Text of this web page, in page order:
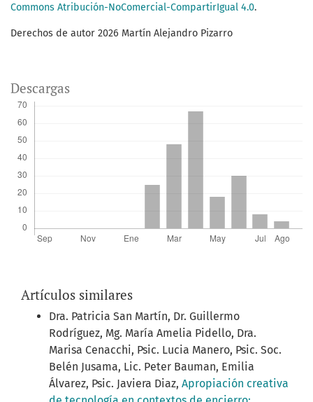
Commons Atribución-NoComercial-CompartirIgual 4.0.
Derechos de autor 2026 Martín Alejandro Pizarro
Descargas
Artículos similares
Dra. Patricia San Martín, Dr. Guillermo
Rodríguez, Mg. María Amelia Pidello, Dra.
Marisa Cenacchi, Psic. Lucia Manero, Psic. Soc.
Belén Jusama, Lic. Peter Bauman, Emilia
Álvarez, Psic. Javiera Diaz, Apropiación creativa